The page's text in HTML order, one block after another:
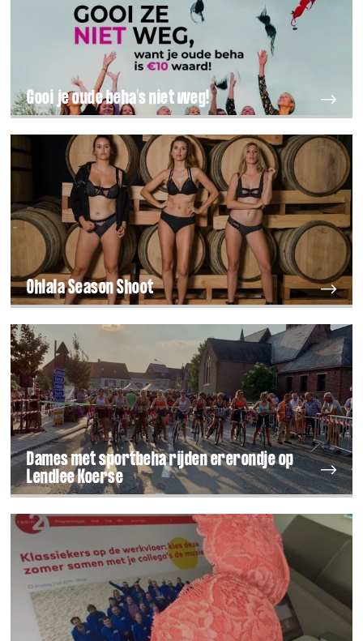
Gooi je oude beha's niet weg!
Ohlala Season Shoot
Dames met sportbeha rijden ererondje op
Lendlee Koerse